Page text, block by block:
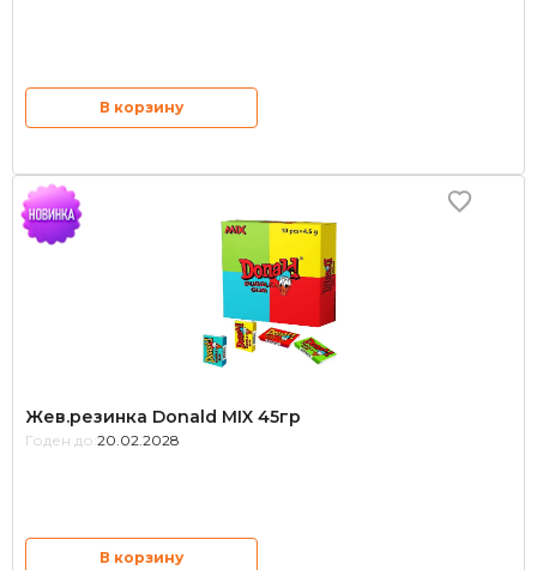
В корзину
Жев.резинка Donald MIX 45гр
Годен до: 20.02.2028
В корзину